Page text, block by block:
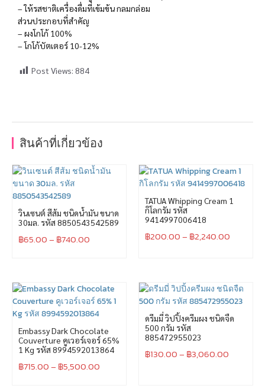
– ให้รสชาติเครื่องดื่มที่เข้มข้น กลมกล่อม
ส่วนประกอบที่สำคัญ
– ผงโกโก้ 100%
– โกโก้บัตเตอร์ 10-12%
Post Views: 884
สินค้าที่เกี่ยวข้อง
วินเซนต์ สีส้ม ชนิดน้ำมัน ขนาด
30มล. รหัส 8850543542589
฿65.00– ฿740.00
TATUA Whipping Cream 1
กิโลกรัม รหัส
9414997006418
฿200.00– ฿2,240.00
Embassy Dark Chocolate
Couverture คูเวอร์เจอร์ 65%
1 Kg รหัส 8994592013864
฿715.00– ฿5,500.00
ดรีมมี่ วิปปิ้งครีมผง ชนิดจืด
500 กรัม รหัส
885472955023
฿130.00– ฿3,060.00